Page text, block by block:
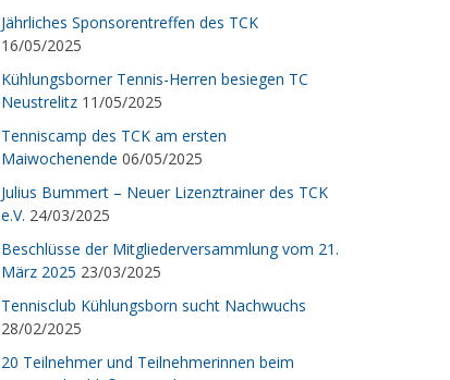
Jährliches Sponsorentreffen des TCK
16/05/2025
Kühlungsborner Tennis-Herren besiegen TC
Neustrelitz 11/05/2025
Tenniscamp des TCK am ersten
Maiwochenende 06/05/2025
Julius Bummert – Neuer Lizenztrainer des TCK
e.V. 24/03/2025
Beschlüsse der Mitgliederversammlung vom 21.
März 2025 23/03/2025
Tennisclub Kühlungsborn sucht Nachwuchs
28/02/2025
20 Teilnehmer und Teilnehmerinnen beim